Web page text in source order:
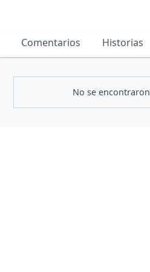
Comentarios Historias
No se